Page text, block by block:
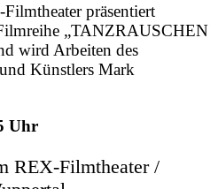
präsentiert
„TANZRAUSCHEN
wird Arbeiten des
Künstlers Mark
Uhr
REX-Filmtheater /